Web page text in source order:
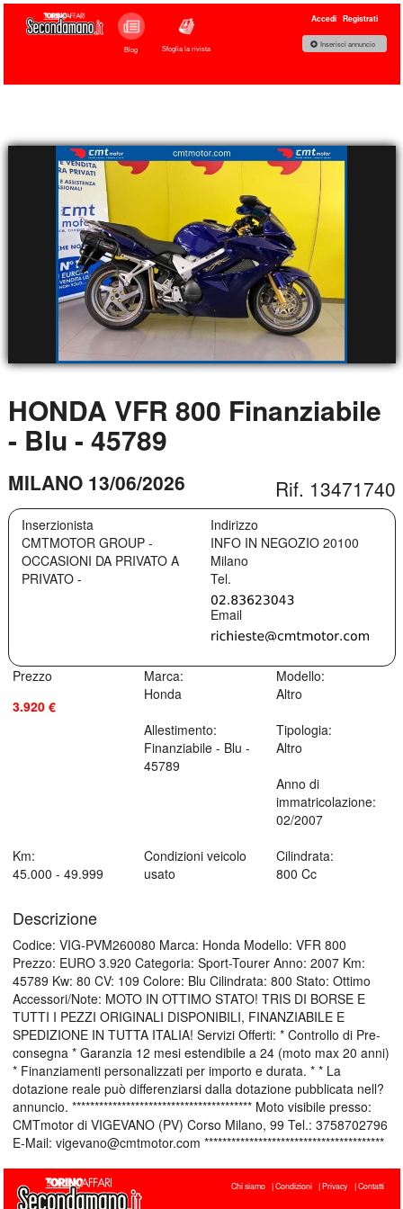
Blog Sfoglia la rivista
Accedi Registrati
Inserisci annuncio
HONDA VFR 800 Finanziabile
- Blu - 45789
MILANO 13/06/2026 Rif. 13471740
Inserzionista
CMTMOTOR GROUP -
OCCASIONI DA PRIVATO A
PRIVATO -
Indirizzo
INFO IN NEGOZIO 20100
Milano
Prezzo
3.920 €
Marca:
Honda
Modello:
Altro
Allestimento:
Finanziabile - Blu -
45789
Tipologia:
Altro
Anno di
immatricolazione:
02/2007
Km:
45.000 - 49.999
Condizioni veicolo
usato
Cilindrata:
800 Cc
Descrizione
Codice: VIG-PVM260080 Marca: Honda Modello: VFR 800
Prezzo: EURO 3.920 Categoria: Sport-Tourer Anno: 2007 Km:
45789 Kw: 80 CV: 109 Colore: Blu Cilindrata: 800 Stato: Ottimo
Accessori/Note: MOTO IN OTTIMO STATO! TRIS DI BORSE E
TUTTI I PEZZI ORIGINALI DISPONIBILI, FINANZIABILE E
SPEDIZIONE IN TUTTA ITALIA! Servizi Offerti: * Controllo di Pre-
consegna * Garanzia 12 mesi estendibile a 24 (moto max 20 anni)
* Finanziamenti personalizzati per importo e durata. * * La
dotazione reale può differenziarsi dalla dotazione pubblicata nell?
annuncio. **************************************** Moto visibile presso:
CMTmotor di VIGEVANO (PV) Corso Milano, 99 Tel.: 3758702796
E-Mail: vigevano@cmtmotor.com ****************************************
Chi siamo Condizioni Privacy Contatti